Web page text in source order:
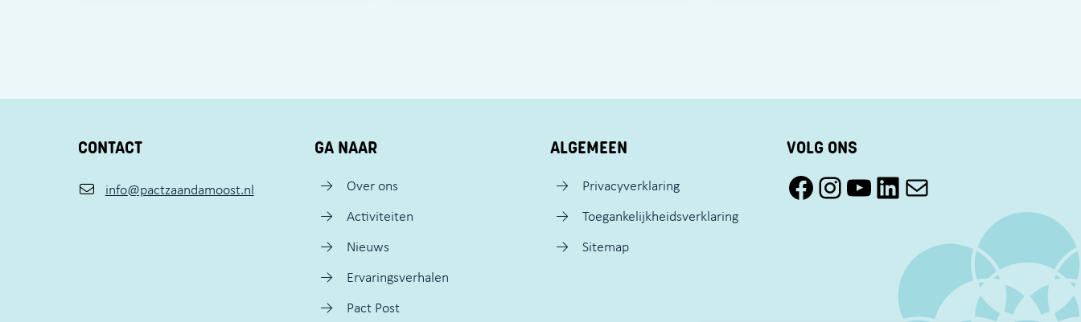
CONTACT
info@pactzaandamoost.nl
GA NAAR
Over ons
Activiteiten
Nieuws
Ervaringsverhalen
Pact Post
ALGEMEEN
Privacyverklaring
Toegankelijkheidsverklaring
Sitemap
VOLG ONS
Facebook Pact Zaandam OostInstagram Pact Zaandam OostYouTube Pact Zaandam OostLinkedIn
Mail